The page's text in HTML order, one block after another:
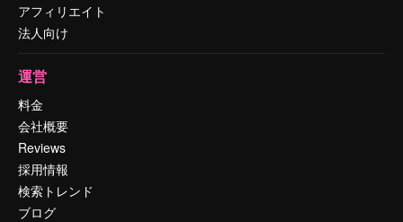
アフィリエイト
法人向け
運営
料金
会社概要
Reviews
採用情報
検索トレンド
ブログ